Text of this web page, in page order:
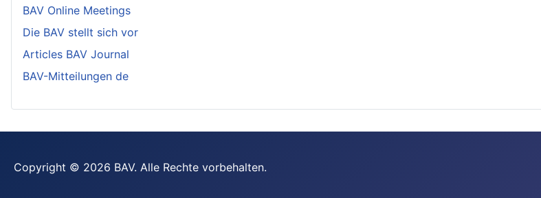
BAV Online Meetings
Die BAV stellt sich vor
Articles BAV Journal
BAV-Mitteilungen de
Copyright © 2026 BAV. Alle Rechte vorbehalten.